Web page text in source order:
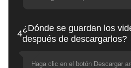
4
¿Dónde se guardan los
después de descargarlos?
Haga clic en el botón Descargar